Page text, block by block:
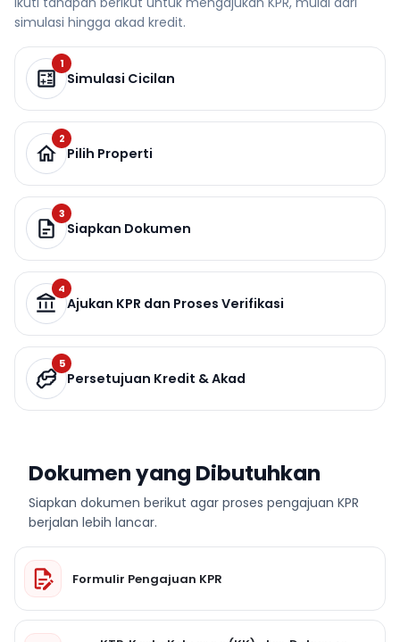
simulasi hingga akad kredit.
1
Simulasi Cicilan
2
Pilih Properti
3
Siapkan Dokumen
4
Ajukan KPR dan Proses Verifikasi
5
Persetujuan Kredit & Akad
Dokumen yang Dibutuhkan
Siapkan dokumen berikut agar proses pengajuan KPR
berjalan lebih lancar.
Formulir Pengajuan KPR